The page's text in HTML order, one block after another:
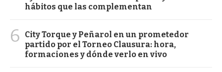
hábitos que las complementan
6
City Torque y Peñarol en un prometedor
partido por el Torneo Clausura: hora,
formaciones y dónde verlo en vivo